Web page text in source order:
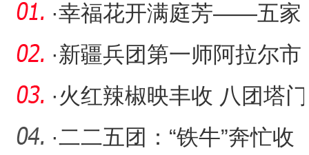
·幸福花开满庭芳——五家
渠市军垦北路社区以精准
治
·新疆兵团第一师阿拉尔市
举行向人民英雄敬献花篮
仪
·火红辣椒映丰收 八团塔门
镇全产业链托起职工“致富
·二二五团：“铁牛”奔忙收